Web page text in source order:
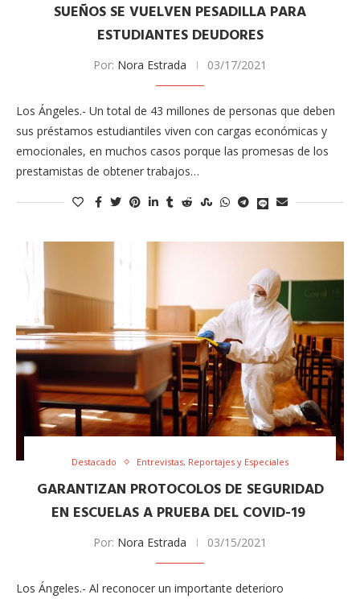
SUEÑOS SE VUELVEN PESADILLA PARA
ESTUDIANTES DEUDORES
Por: Nora Estrada 03/17/2021
Los Ángeles.- Un total de 43 millones de personas que deben
sus préstamos estudiantiles viven con cargas económicas y
emocionales, en muchos casos porque las promesas de los
prestamistas de obtener trabajos…
Destacado Entrevistas, Reportajes y Especiales
GARANTIZAN PROTOCOLOS DE SEGURIDAD
EN ESCUELAS A PRUEBA DEL COVID-19
Por: Nora Estrada 03/15/2021
Los Ángeles.- Al reconocer un importante deterioro